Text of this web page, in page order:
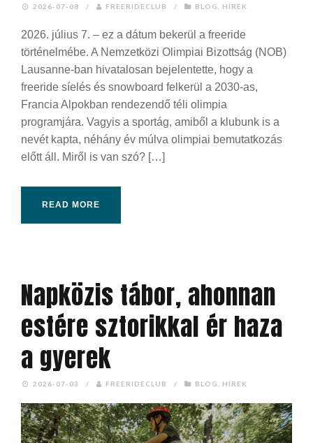
2026-07-08 / FREERIDECLUB / BLOG HÍREK
2026. július 7. – ez a dátum bekerül a freeride
történelmébe. A Nemzetközi Olimpiai Bizottság (NOB)
Lausanne-ban hivatalosan bejelentette, hogy a
freeride síelés és snowboard felkerül a 2030-as,
Francia Alpokban rendezendő téli olimpia
programjára. Vagyis a sportág, amiből a klubunk is a
nevét kapta, néhány év múlva olimpiai bemutatkozás
előtt áll. Miről is van szó? […]
READ MORE
Napközis tábor, ahonnan
estére sztorikkal ér haza
a gyerek
2026-07-03 / FREERIDECLUB / BLOG HÍREK